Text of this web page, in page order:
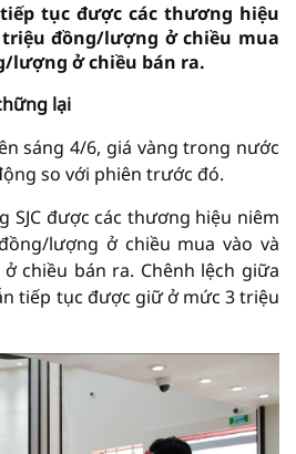
tiếp tục được các thương hiệu
đồng/lượng ở chiều mua
lượng ở chiều bán ra.
lại
sáng 4/6, giá vàng trong nước
so với phiên trước đó.
SJC được các thương hiệu niêm
lượng ở chiều mua vào và
chiều bán ra. Chênh lệch giữa
tiếp tục được giữ ở mức 3 triệu